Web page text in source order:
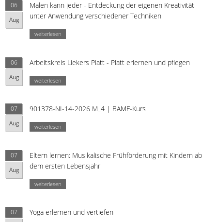
06
Aug
Malen kann jeder - Entdeckung der eigenen Kreativität
unter Anwendung verschiedener Techniken
weiterlesen
06
Aug
Arbeitskreis Liekers Platt - Platt erlernen und pflegen
weiterlesen
07
Aug
901378-NI-14-2026 M_4 | BAMF-Kurs
weiterlesen
07
Aug
Eltern lernen: Musikalische Frühförderung mit Kindern ab
dem ersten Lebensjahr
weiterlesen
07
Yoga erlernen und vertiefen